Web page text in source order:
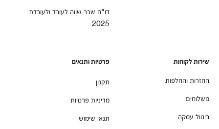
דו"ח שכר שווה לעובד ולעובדת
2025
שירות לקוחות
החזרות והחלפות
משלוחים
ביטול עסקה
פרטיות ותנאים
תקנון
מדיניות פרטיות
תנאי שימוש